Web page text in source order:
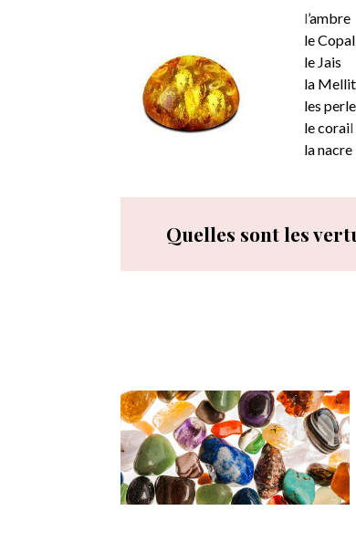
l’ambre
le Copal
le Jais
la
les
le corail
la nacre
Quelles sont les